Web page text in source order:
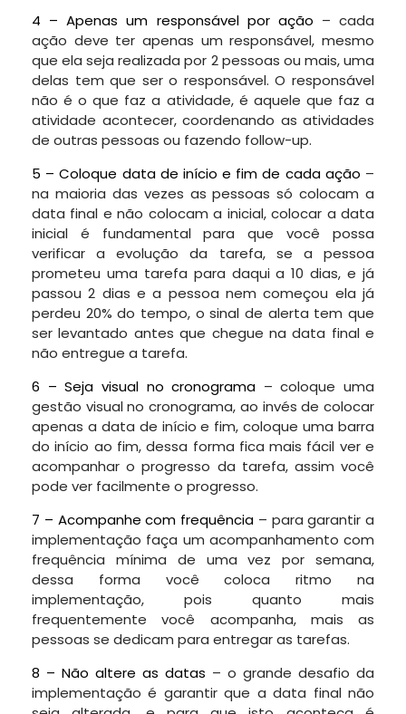
4 – Apenas um responsável por ação – cada
ação deve ter apenas um responsável, mesmo
que ela seja realizada por 2 pessoas ou mais, uma
delas tem que ser o responsável. O responsável
não é o que faz a atividade, é aquele que faz a
atividade acontecer, coordenando as atividades
de outras pessoas ou fazendo follow-up.
5 – Coloque data de início e fim de cada ação –
na maioria das vezes as pessoas só colocam a
data final e não colocam a inicial, colocar a data
inicial é fundamental para que você possa
verificar a evolução da tarefa, se a pessoa
prometeu uma tarefa para daqui a 10 dias, e já
passou 2 dias e a pessoa nem começou ela já
perdeu 20% do tempo, o sinal de alerta tem que
ser levantado antes que chegue na data final e
não entregue a tarefa.
6 – Seja visual no cronograma – coloque uma
gestão visual no cronograma, ao invés de colocar
apenas a data de início e fim, coloque uma barra
do início ao fim, dessa forma fica mais fácil ver e
acompanhar o progresso da tarefa, assim você
pode ver facilmente o progresso.
7 – Acompanhe com frequência – para garantir a
implementação faça um acompanhamento com
frequência mínima de uma vez por semana,
dessa forma você coloca ritmo na
implementação, pois quanto mais
frequentemente você acompanha, mais as
pessoas se dedicam para entregar as tarefas.
8 – Não altere as datas – o grande desafio da
implementação é garantir que a data final não